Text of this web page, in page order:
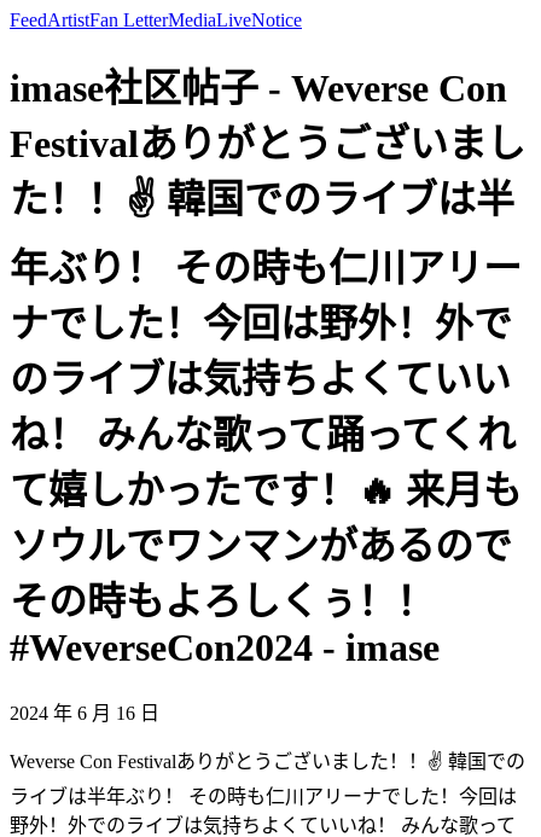
FeedArtistFan LetterMediaLiveNotice
imase社区帖子 - Weverse Con
Festivalありがとうございまし
た！！✌️ 韓国でのライブは半
年ぶり！ その時も仁川アリー
ナでした！今回は野外！外で
のライブは気持ちよくていい
ね！ みんな歌って踊ってくれ
て嬉しかったです！🔥 来月も
ソウルでワンマンがあるので
その時もよろしくぅ！！
#WeverseCon2024 - imase
2024 年 6 月 16 日
Weverse Con Festivalありがとうございました！！✌️ 韓国での
ライブは半年ぶり！ その時も仁川アリーナでした！今回は
野外！外でのライブは気持ちよくていいね！ みんな歌って